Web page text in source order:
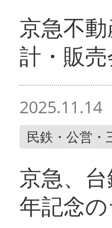
京急不
計・販
2025.11.14
民鉄・公営・
京急、
年記念